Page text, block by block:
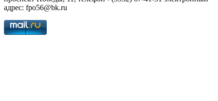
адрес: fpo56@bk.ru